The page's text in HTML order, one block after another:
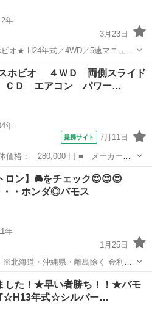
年
3月23日
オ★ H24年式／4WD／5速マニュア
！ 雪道や悪路でも安心の4WDに加
え MTならではのしっかりした走りも楽しめます！ ■車両情...
バモスホビオ
ホビオ ４ＷＤ 両側スライド
ＣＤ エアコン パワー…
年
提携サイト 7月11日
ホビオ ■ グレード名： ４Ｗ
エアコン パワーステアリン
ロン】🚘をチェック😍😍😍
・ホンダ◎バモス
年
1月25日
海道・沖縄県・離島除く 金利
シュパッケージ☆ ここをチェック ...
オトロン
した！★早い者勝ち！！★バモ
年式☆シルバー…